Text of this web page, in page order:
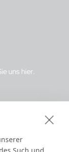
uns hier.